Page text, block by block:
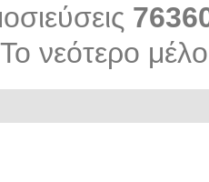
νεότερο